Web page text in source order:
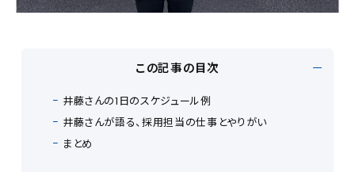
この記事の目次
井藤さんの1日のスケジュール例
井藤さんが語る、採用担当の仕事とやりがい
まとめ